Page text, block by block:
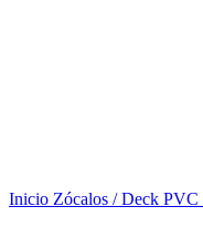
Inicio Zócalos / Deck PVC